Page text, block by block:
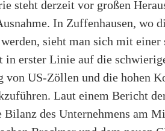
steht derzeit vor großen
In Zuffenhausen, wo
sieht man sich mit einer
in erster Linie auf die
von US-Zöllen und die hohen
Laut einem Bericht
Bilanz des Unternehmens am